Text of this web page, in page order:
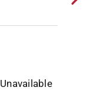
Unavailable